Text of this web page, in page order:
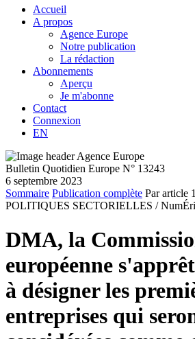
Accueil
A propos
Agence Europe
Notre publication
La rédaction
Abonnements
Aperçu
Je m'abonne
Contact
Connexion
EN
Bulletin Quotidien Europe N° 13243
6 septembre 2023
Sommaire Publication complète Par article
POLITIQUES SECTORIELLES /
DMA, la
européenne
à désigner les
entreprises qui